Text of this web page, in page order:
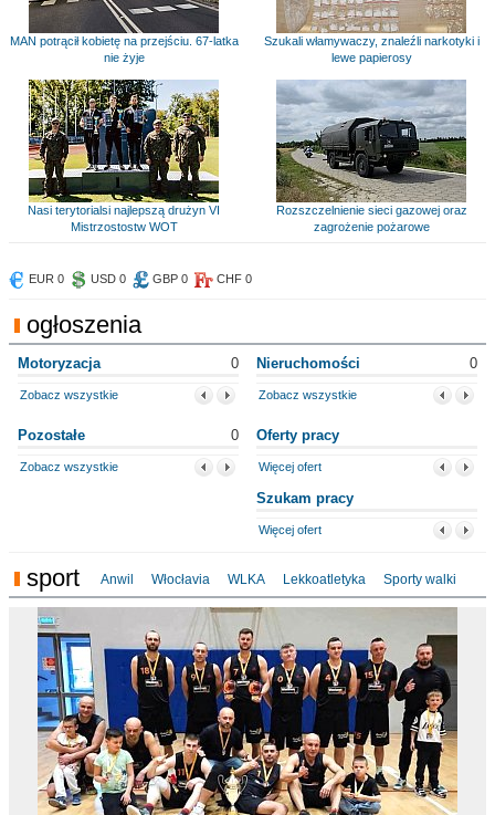
MAN potrącił kobietę na przejściu. 67-latka
nie żyje
Szukali włamywaczy, znaleźli narkotyki i
lewe papierosy
Nasi terytorialsi najlepszą drużyn VI
Mistrzostostw WOT
Rozszczelnienie sieci gazowej oraz
zagrożenie pożarowe
EUR 0 USD 0 GBP 0 CHF 0
ogłoszenia
Motoryzacja 0
Zobacz wszystkie
Nieruchomości 0
Zobacz wszystkie
Pozostałe 0
Zobacz wszystkie
Oferty pracy
Więcej ofert
Szukam pracy
Więcej ofert
sport Anwil Włocłavia WLKA Lekkoatletyka Sporty walki